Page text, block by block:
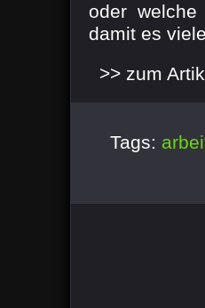
oder
damit es
>> zum
Tags: